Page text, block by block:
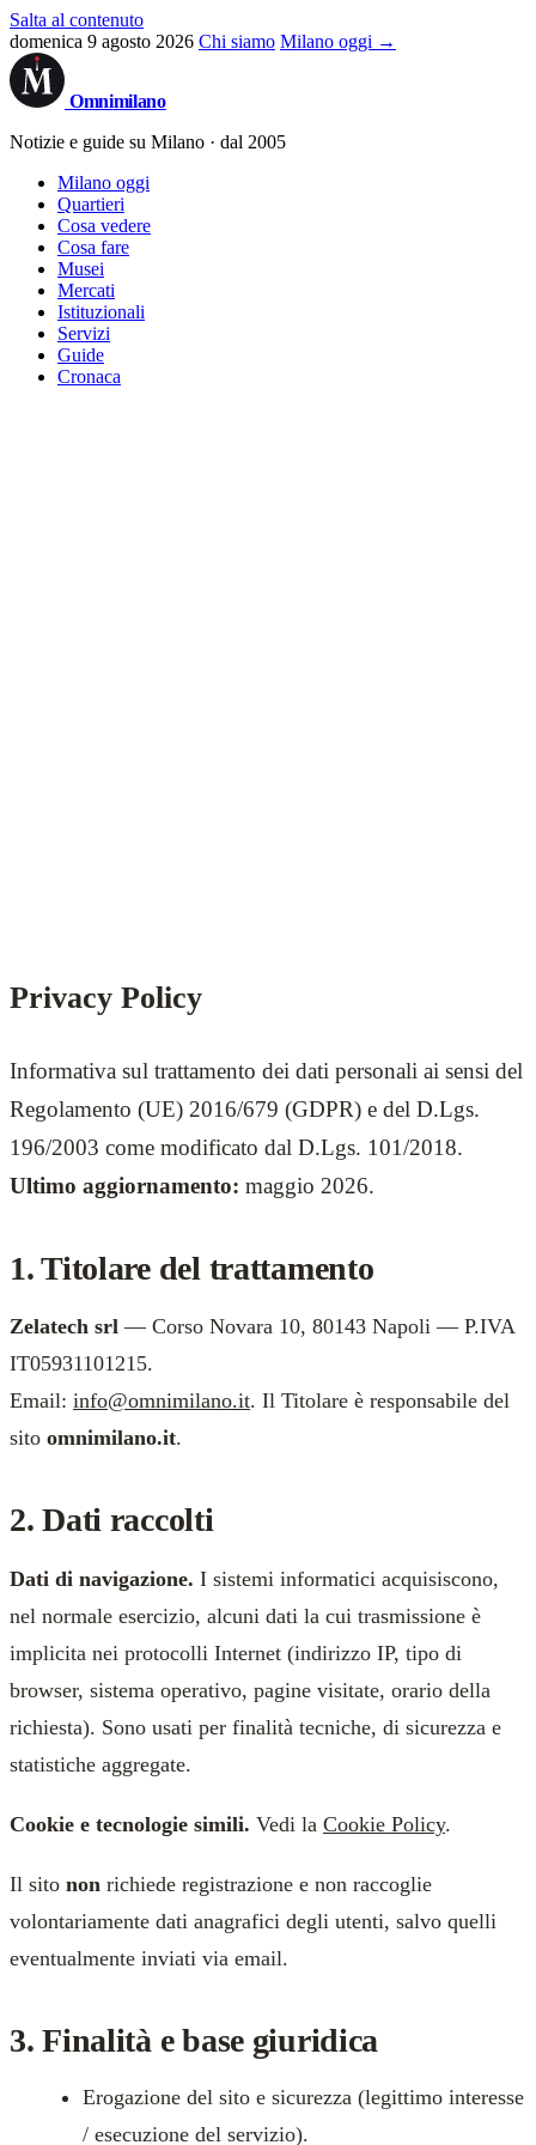
Salta al contenuto
domenica 9 agosto 2026 Chi siamo Milano oggi →
Omnimilano
Notizie e guide su Milano · dal 2005
Milano oggi
Quartieri
Cosa vedere
Cosa fare
Musei
Mercati
Istituzionali
Servizi
Guide
Cronaca
Privacy Policy
Informativa sul trattamento dei dati personali ai sensi del
Regolamento (UE) 2016/679 (GDPR) e del D.Lgs.
196/2003 come modificato dal D.Lgs. 101/2018.
Ultimo aggiornamento: maggio 2026.
1. Titolare del trattamento
Zelatech srl — Corso Novara 10, 80143 Napoli — P.IVA
IT05931101215.
Email: info@omnimilano.it. Il Titolare è responsabile del
sito omnimilano.it.
2. Dati raccolti
Dati di navigazione. I sistemi informatici acquisiscono,
nel normale esercizio, alcuni dati la cui trasmissione è
implicita nei protocolli Internet (indirizzo IP, tipo di
browser, sistema operativo, pagine visitate, orario della
richiesta). Sono usati per finalità tecniche, di sicurezza e
statistiche aggregate.
Cookie e tecnologie simili. Vedi la Cookie Policy.
Il sito non richiede registrazione e non raccoglie
volontariamente dati anagrafici degli utenti, salvo quelli
eventualmente inviati via email.
3. Finalità e base giuridica
Erogazione del sito e sicurezza (legittimo interesse
/ esecuzione del servizio).